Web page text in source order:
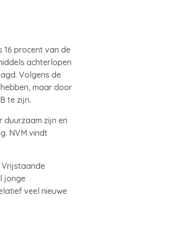
16 procent van de
achterlopen
Volgens de
maar door
te zijn.
duurzaam zijn en
NVM vindt
Vrijstaande
jonge
veel nieuwe